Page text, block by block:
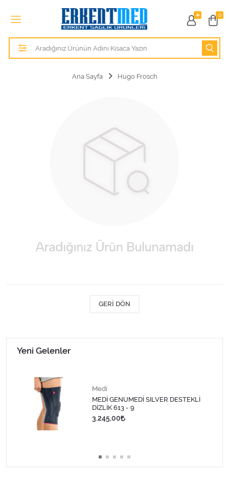
0
Tüm Kategoriler
Alezler
Sarf Malzemeleri
Sarf Malzemeleri
Ana Sayfa Hugo Frosch
GERI DÖN
Yeni Gelenler
Medi
MEDİ GENUMEDİ SILVER DESTEKLİ
DİZLİK 613 - 9
3.245,00